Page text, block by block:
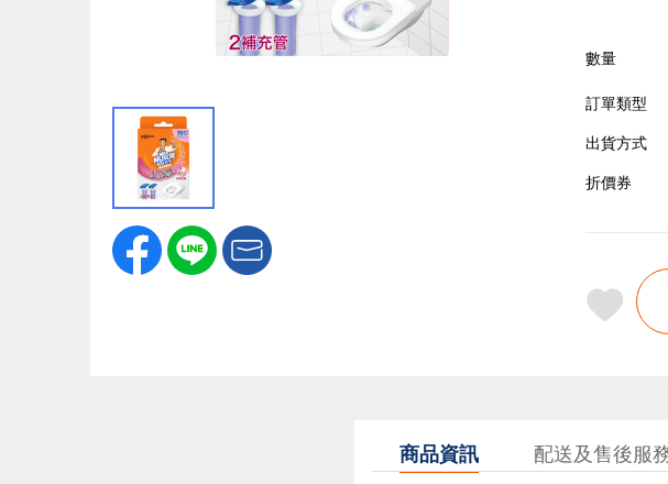
數量
訂單類型
出貨方式
折價券
商品資訊 配送及售後服